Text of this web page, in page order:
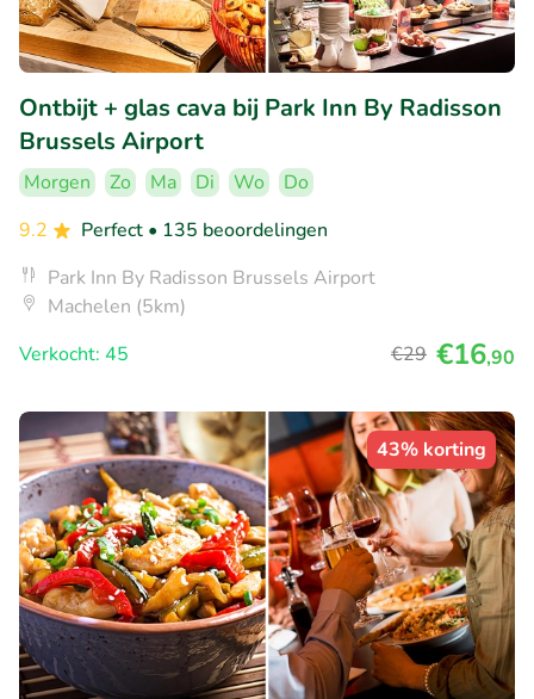
Ontbijt + glas cava bij Park Inn By Radisson
Brussels Airport
Morgen Zo Ma Di Wo
Do
9.2
Perfect • 135 beoordelingen
Park Inn By Radisson Brussels Airport
Machelen (5km)
Verkocht: 45
€29 €16,90
43% korting